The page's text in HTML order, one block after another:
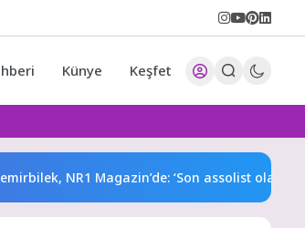
Künye Keşfet
NR1 Magazin’de: ‘Son assolist olarak var